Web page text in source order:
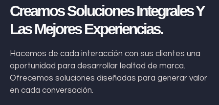
Creamos Soluciones Integrales Y
Las Mejores Experiencias.
Hacemos de cada interacción con sus clientes una
oportunidad para desarrollar lealtad de marca.
Ofrecemos soluciones diseñadas para generar valor
en cada conversación.